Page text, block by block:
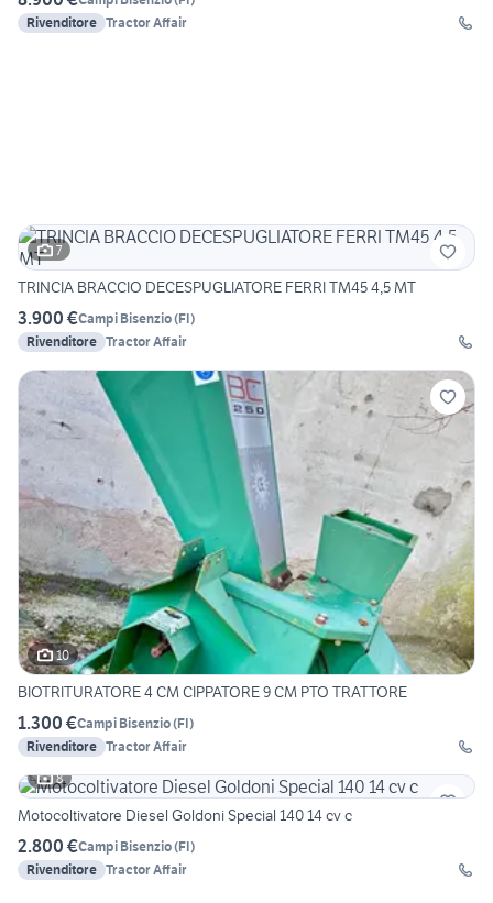
Rivenditore Tractor Affair
7
TRINCIA BRACCIO DECESPUGLIATORE FERRI TM45 4,5 MT
3.900 €Campi Bisenzio(FI)
Rivenditore Tractor Affair
10
BIOTRITURATORE 4 CM CIPPATORE 9 CM PTO TRATTORE
1.300 €Campi Bisenzio(FI)
Rivenditore Tractor Affair
8
Motocoltivatore Diesel Goldoni Special 140 14 cv c
2.800 €Campi Bisenzio(FI)
Rivenditore Tractor Affair